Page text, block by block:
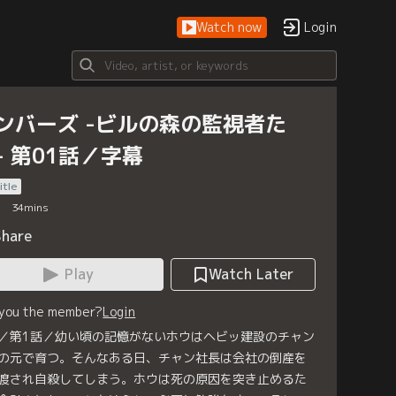
Watch now Login
バーズ -ビルの森の監視者た
第01話／字幕
34mins
Play
Watch Later
the member?Login
第1話／幼い頃の記憶がないホウはヘビッ建設のチャン
元で育つ。そんなある日、チャン社長は会社の倒産を
され自殺してしまう。ホウは死の原因を突き止めるた